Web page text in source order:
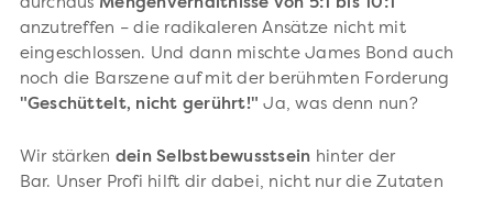
durchaus Mengenverhältnisse von 5:1 bis 10:1
anzutreffen – die radikaleren Ansätze nicht mit
eingeschlossen. Und dann mischte James Bond auch
noch die Barszene auf mit der berühmten Forderung
"Geschüttelt, nicht gerührt!" Ja, was denn nun?
Wir stärken dein Selbstbewusstsein hinter der
Bar. Unser Profi hilft dir dabei, nicht nur die Zutaten